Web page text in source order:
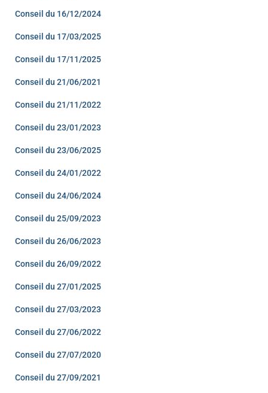
Conseil du 16/12/2024
Conseil du 17/03/2025
Conseil du 17/11/2025
Conseil du 21/06/2021
Conseil du 21/11/2022
Conseil du 23/01/2023
Conseil du 23/06/2025
Conseil du 24/01/2022
Conseil du 24/06/2024
Conseil du 25/09/2023
Conseil du 26/06/2023
Conseil du 26/09/2022
Conseil du 27/01/2025
Conseil du 27/03/2023
Conseil du 27/06/2022
Conseil du 27/07/2020
Conseil du 27/09/2021